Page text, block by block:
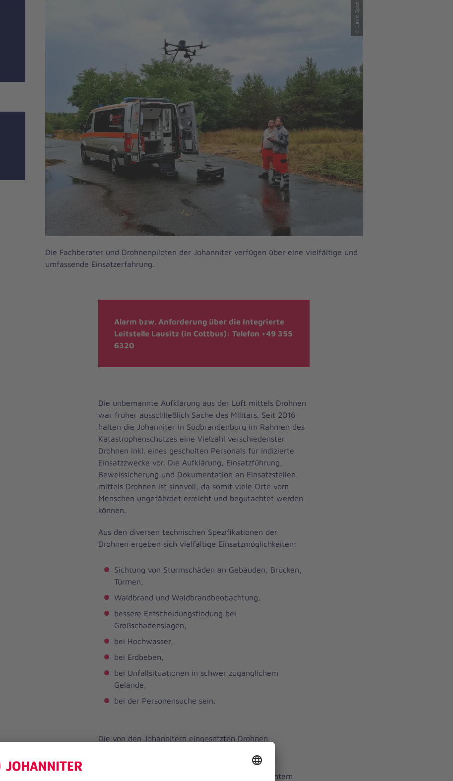
© David Boldt
Die Fachberater und Drohnenpiloten der Johanniter verfügen über eine vielfältige und
umfassende Einsatzerfahrung.
Alarm bzw. Anforderung über die Integrierte
Leitstelle Lausitz (in Cottbus): Telefon +49 355
6320
Die unbemannte Aufklärung aus der Luft mittels Drohnen
war früher ausschließlich Sache des Militärs. Seit 2016
halten die Johanniter in Südbrandenburg im Rahmen des
Katastrophenschutzes eine Vielzahl verschiedenster
Drohnen inkl. eines geschulten Personals für indizierte
Einsatzzwecke vor. Die Aufklärung, Einsatzführung,
Beweissicherung und Dokumentation an Einsatzstellen
mittels Drohnen ist sinnvoll, da somit viele Orte vom
Menschen ungefährdet erreicht und begutachtet werden
können.
Aus den diversen technischen Spezifikationen der
Drohnen ergeben sich vielfältige Einsatzmöglichkeiten:
Sichtung von Sturmschäden an Gebäuden, Brücken,
Türmen,
Waldbrand und Waldbrandbeobachtung,
bessere Entscheidungsfindung bei
Großschadenslagen,
bei Hochwasser,
bei Erdbeben,
bei Unfallsituationen in schwer zugänglichem
Gelände,
bei der Personensuche sein.
Die von den Johannitern eingesetzten Drohnen
Aufnahmen in der Dunkelheit und bei schlechtem